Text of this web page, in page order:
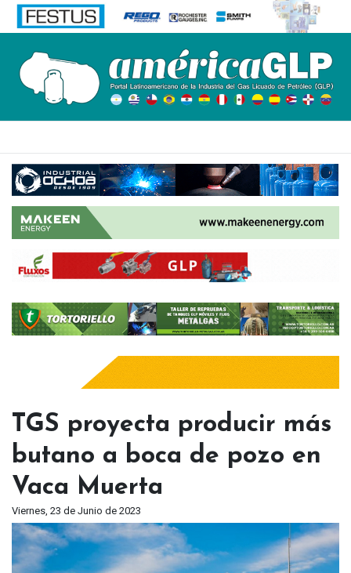
TGS proyecta producir más
butano a boca de pozo en
Vaca Muerta
Viernes, 23 de Junio de 2023